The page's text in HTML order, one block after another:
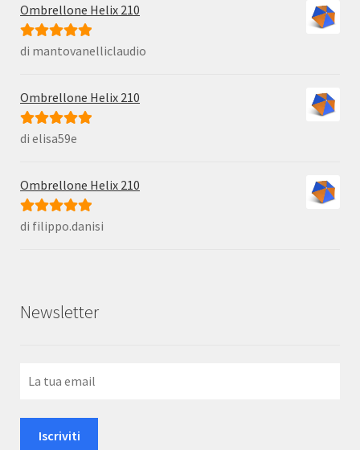
Ombrellone Helix 210
Valutato5su
di mantovanelliclaudio
Ombrellone Helix 210
Valutato5su
di elisa59e
Ombrellone Helix 210
Valutato5 su
di filippo.danisi
Newsletter